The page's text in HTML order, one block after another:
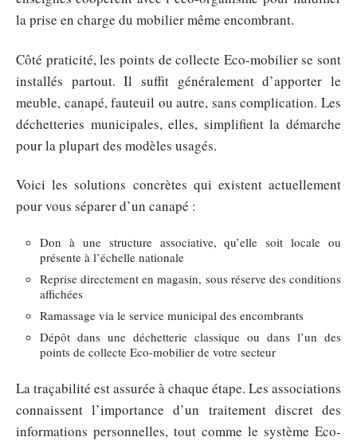
la prise en charge du mobilier même encombrant.
Côté praticité, les points de collecte Eco-mobilier se sont
installés partout. Il suffit généralement d’apporter le
meuble, canapé, fauteuil ou autre, sans complication. Les
déchetteries municipales, elles, simplifient la démarche
pour la plupart des modèles usagés.
Voici les solutions concrètes qui existent actuellement
pour vous séparer d’un canapé :
Don à une structure associative, qu’elle soit locale ou
présente à l’échelle nationale
Reprise directement en magasin, sous réserve des conditions
affichées
Ramassage via le service municipal des encombrants
Dépôt dans une déchetterie classique ou dans l’un des
points de collecte Eco-mobilier de votre secteur
La traçabilité est assurée à chaque étape. Les associations
connaissent l’importance d’un traitement discret des
informations personnelles, tout comme le système Eco-